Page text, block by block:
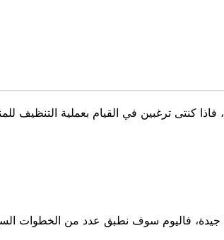
كنتى ترغبين في القيام بعملية التنظيف
فاليوم سوف نطبق عدد من الخطوات